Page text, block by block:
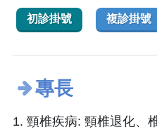
初診掛號 複診掛號
專長
1. 頸椎疾病: 頸椎退化、